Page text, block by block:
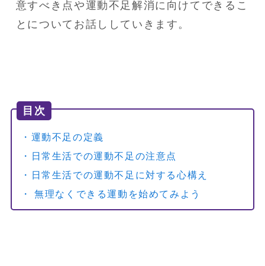
意すべき点や運動不足解消に向けてできるこ
とについてお話ししていきます。
目次
・運動不足の定義
・日常生活での運動不足の注意点
・日常生活での運動不足に対する心構え
・ 無理なくできる運動を始めてみよう